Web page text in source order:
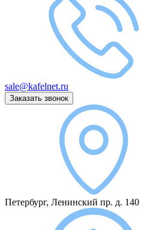
sale@kafelnet.ru
Заказать звонок
Петербург, Ленинский пр. д. 140